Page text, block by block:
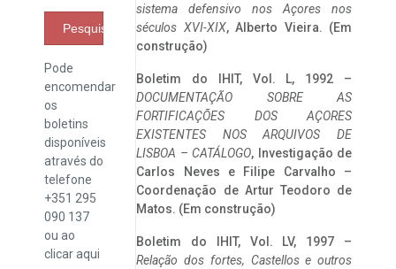
Pesquisar
Pode
encomendar
os
boletins
disponíveis
através do
telefone
+351 295
090 137
ou ao
clicaraqui
sistema defensivo nos Açores nos
séculos XVI-XIX, Alberto Vieira. (Em
construção)
Boletim do IHIT, Vol. L, 1992 –
DOCUMENTAÇÃO SOBRE AS
FORTIFICAÇÕES DOS AÇORES
EXISTENTES NOS ARQUIVOS DE
LISBOA – CATÁLOGO, Investigação de
Carlos Neves e Filipe Carvalho –
Coordenação de Artur Teodoro de
Matos. (Em construção)
Boletim do IHIT, Vol. LV, 1997 –
Relação dos fortes, Castellos e outros